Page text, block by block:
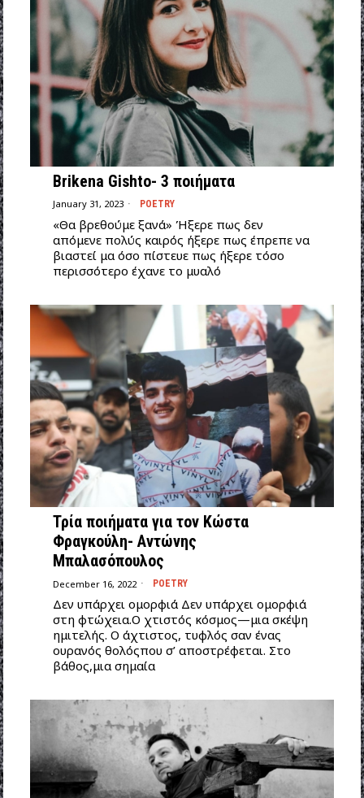
Brikena Gishto- 3 ποιήματα
January 31, 2023 POETRY
«Θα βρεθούμε ξανά» Ήξερε πως δεν
απόμενε πολύς καιρός ήξερε πως έπρεπε να
βιαστεί μα όσο πίστευε πως ήξερε τόσο
περισσότερο έχανε το μυαλό
Τρία ποιήματα για τον Κώστα
Φραγκούλη- Αντώνης
Μπαλασόπουλος
December 16, 2022 POETRY
Δεν υπάρχει ομορφιά Δεν υπάρχει ομορφιά
στη φτώχεια.Ο χτιστός κόσμος—μια σκέψη
ημιτελής. Ο άχτιστος, τυφλός σαν ένας
ουρανός θολόςπου σ’ αποστρέφεται. Στο
βάθος,μια σημαία